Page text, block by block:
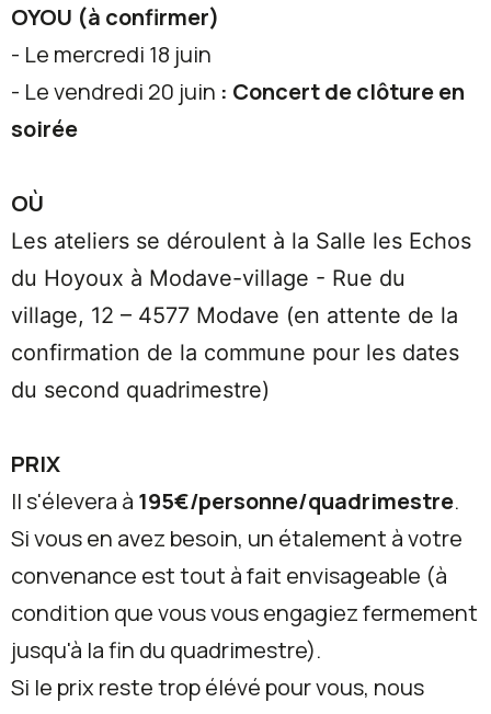
OYOU (à confirmer)
- Le mercredi 18 juin
- Le vendredi 20 juin : Concert de clôture en
soirée
OÙ
Les ateliers se déroulent à la Salle les Echos
du Hoyoux à Modave-village - Rue du
village, 12 – 4577 Modave (en attente de la
confirmation de la commune pour les dates
du second quadrimestre)
PRIX
Il s'élevera à 195€/personne/quadrimestre.
Si vous en avez besoin, un étalement à votre
convenance est tout à fait envisageable (à
condition que vous vous engagiez fermement
jusqu'à la fin du quadrimestre).
Si le prix reste trop élévé pour vous, nous